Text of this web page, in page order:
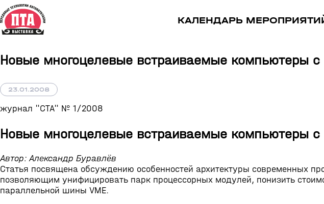
КАЛЕНДАРЬ
Новые многоцелевые встраиваемые компьютеры с
23.01.2008
журнал "СТА" № 1/2008
Новые многоцелевые встраиваемые компьютеры с
Автор: Александр Буравлёв
Статья посвящена обсуждению особенностей архитектуры современных
позволяющим унифицировать парк процессорных модулей, понизить
параллельной шины VME.